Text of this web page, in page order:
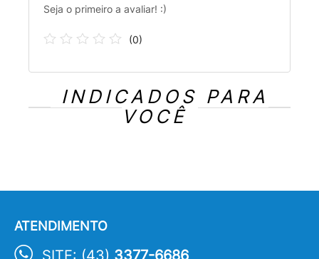
Seja o primeiro a avaliar! :)
(0)
INDICADOS PARA
VOCÊ
ATENDIMENTO
SITE: (43) 3377-6686